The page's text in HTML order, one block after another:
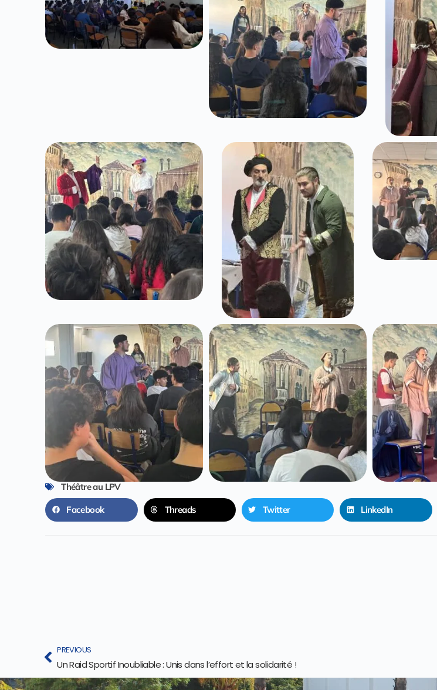
Théâtre au LPV
Facebook Threads Twitter LinkedIn
PREVIOUS
Un Raid Sportif Inoubliable : Unis dans l’effort et la solidarité !